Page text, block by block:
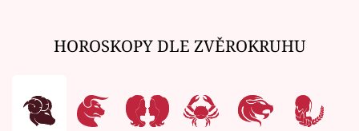
HOROSKOPY DLE ZVĚROKRUHU